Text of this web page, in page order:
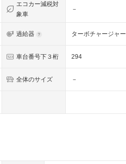
エコカー減税対
象車
－
過給器 ターボチャージャー
車台番号下３桁 294
全体のサイズ －